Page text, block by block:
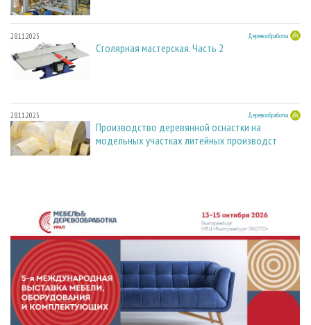
28.11.2025 Деревообработка
Столярная мастерская. Часть 2
28.11.2025 Деревообработка
Производство деревянной оснастки на
модельных участках литейных производст